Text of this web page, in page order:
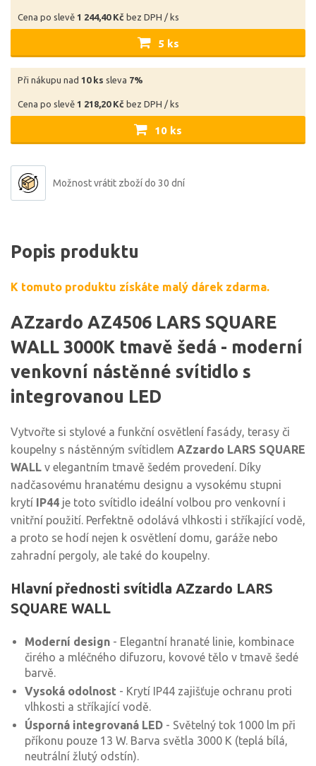
Cena po slevě 1 244,40 Kč bez DPH / ks
5 ks
Při nákupu nad 10 ks sleva 7%
Cena po slevě 1 218,20 Kč bez DPH / ks
10 ks
Možnost vrátit zboží do 30 dní
Popis produktu
K tomuto produktu získáte malý dárek zdarma.
AZzardo AZ4506 LARS SQUARE
WALL 3000K tmavě šedá - moderní
venkovní nástěnné svítidlo s
integrovanou LED
Vytvořte si stylové a funkční osvětlení fasády, terasy či
koupelny s nástěnným svítidlem AZzardo LARS SQUARE
WALL v elegantním tmavě šedém provedení. Díky
nadčasovému hranatému designu a vysokému stupni
krytí IP44 je toto svítidlo ideální volbou pro venkovní i
vnitřní použití. Perfektně odolává vlhkosti i stříkající vodě,
a proto se hodí nejen k osvětlení domu, garáže nebo
zahradní pergoly, ale také do koupelny.
Hlavní přednosti svítidla AZzardo LARS
SQUARE WALL
Moderní design - Elegantní hranaté linie, kombinace
čirého a mléčného difuzoru, kovové tělo v tmavě šedé
barvě.
Vysoká odolnost - Krytí IP44 zajišťuje ochranu proti
vlhkosti a stříkající vodě.
Úsporná integrovaná LED - Světelný tok 1000 lm při
příkonu pouze 13 W. Barva světla 3000 K (teplá bílá,
neutrální žlutý odstín).